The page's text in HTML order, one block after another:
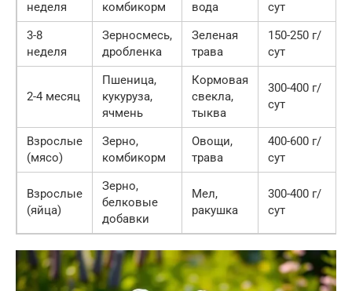
неделя
комбикорм
вода
сут
3-8
неделя
Зерносмесь,
дробленка
Зеленая
трава
150-250 г/
сут
2-4 месяц
Пшеница,
кукуруза,
ячмень
Кормовая
свекла,
тыква
300-400 г/
сут
Взрослые
(мясо)
Зерно,
комбикорм
Овощи,
трава
400-600 г/
сут
Взрослые
(яйца)
Зерно,
белковые
добавки
Мел,
ракушка
300-400 г/
сут